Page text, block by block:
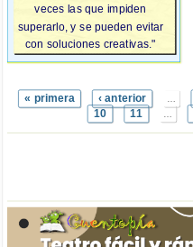
veces las que impiden
superarlo, y se pueden evitar
con soluciones creativas."
« primera ‹ anterior
10
11